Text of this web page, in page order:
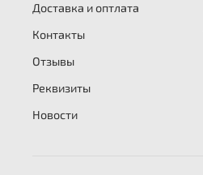
Доставка и оптлата
Контакты
Отзывы
Реквизиты
Новости